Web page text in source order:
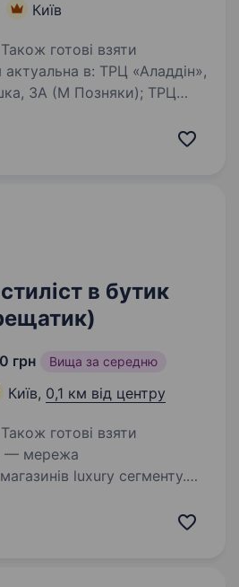
Київ
готові взяти
3А (М Позняки); ТРЦ
в бутик
грн Вища за середню
Київ, 0,1 км від центру
готові взяти
luxury сегменту.